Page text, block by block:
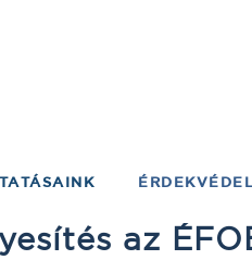
az